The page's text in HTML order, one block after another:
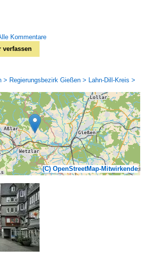
Kommentare
verfassen
> Regierungsbezirk Gießen > Lahn-Dill-Kreis >
(C) OpenStreetMap-Mitwirkende